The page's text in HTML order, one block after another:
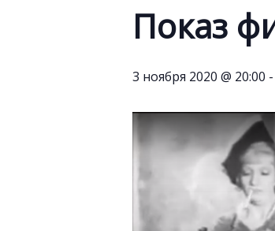
Показ
3 ноября 2020 @ 20:00 -